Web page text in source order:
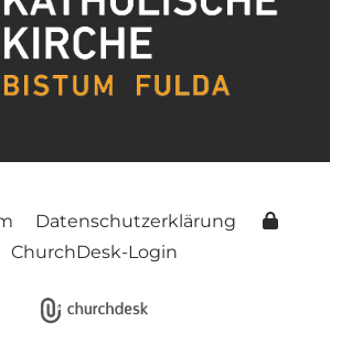
Datenschutzerklärung
ChurchDesk-Login